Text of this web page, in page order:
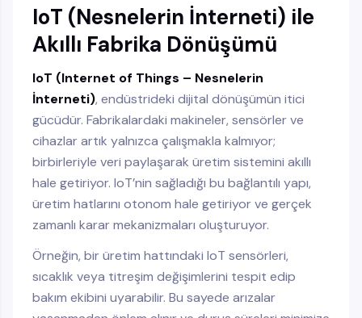
IoT (Nesnelerin İnterneti) ile
Akıllı Fabrika Dönüşümü
IoT (Internet of Things – Nesnelerin
İnterneti), endüstrideki dijital dönüşümün itici
gücüdür. Fabrikalardaki makineler, sensörler ve
cihazlar artık yalnızca çalışmakla kalmıyor;
birbirleriyle veri paylaşarak üretim sistemini akıllı
hale getiriyor. IoT’nin sağladığı bu bağlantılı yapı,
üretim hatlarını otonom hale getiriyor ve gerçek
zamanlı karar mekanizmaları oluşturuyor.
Örneğin, bir üretim hattındaki IoT sensörleri,
sıcaklık veya titreşim değişimlerini tespit edip
bakım ekibini uyarabilir. Bu sayede arızalar